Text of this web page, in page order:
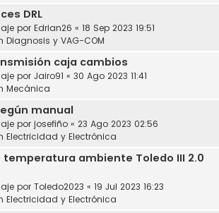
DRL
por Edrian26 « 18 Sep 2023 19:51
Diagnosis y VAG-COM
caja cambios
por Jairo91 « 30 Ago 2023 11:41
Mecánica
manual
por josefiño « 23 Ago 2023 02:56
Electricidad y Electrónica
temperatura ambiente Toledo III 2.0
por Toledo2023 « 19 Jul 2023 16:23
Electricidad y Electrónica